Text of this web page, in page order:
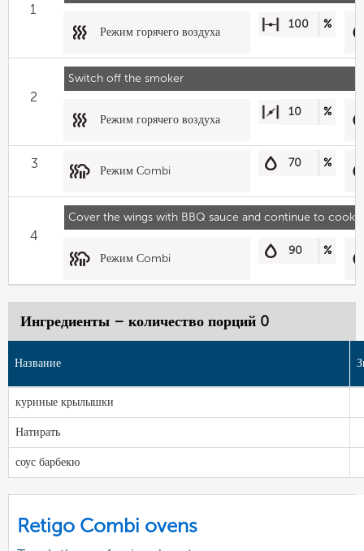
1
Режим горячего воздуха
100 %
Switch off the smoker
2
Режим горячего воздуха
10 %
3 Режим Сombi
70 %
Cover the wings with BBQ sauce and continue to cook
4
Режим Сombi
90 %
Ингредиенты – количество порций 0
Название
куриные крылышки
Натирать
соус барбекю
Retigo Combi ovens